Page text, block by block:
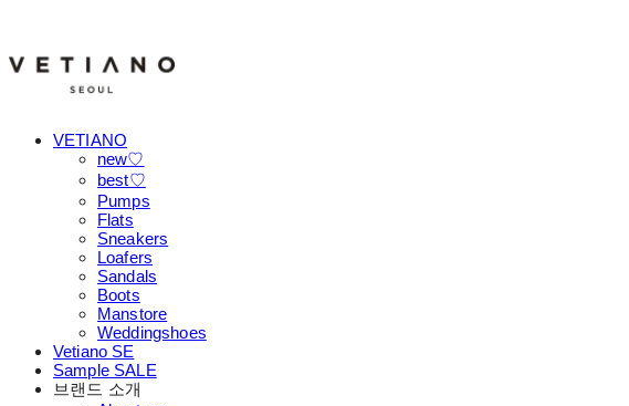
VETIANO
new♡
best♡
Pumps
Flats
Sneakers
Loafers
Sandals
Boots
Manstore
Weddingshoes
Vetiano SE
Sample SALE
브랜드 소개